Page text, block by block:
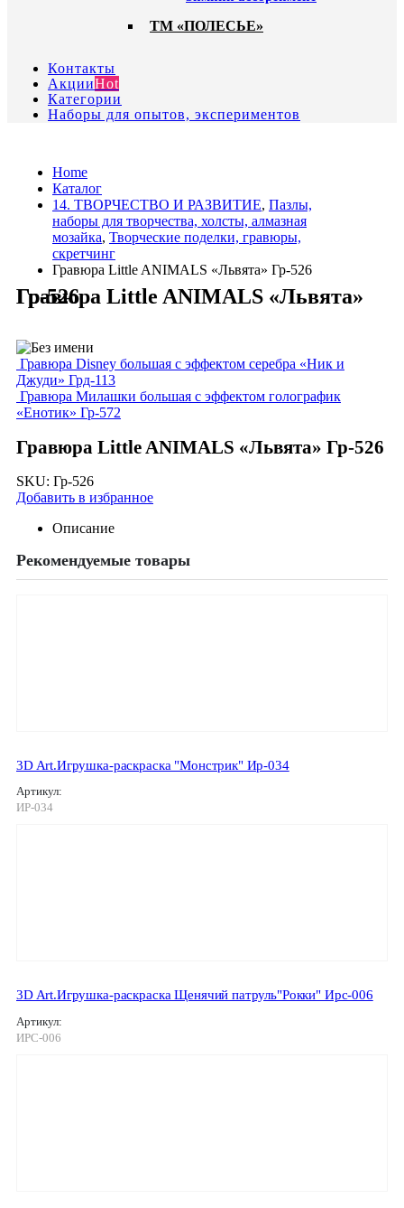
ТМ «ПОЛЕСЬЕ»
Контакты
АкцииHot
Категории
Наборы для опытов, экспериментов
Home
Каталог
14. ТВОРЧЕСТВО И РАЗВИТИЕ, Пазлы,
наборы для творчества, холсты, алмазная
мозайка, Творческие поделки, гравюры,
скретчинг
Гравюра Little ANIMALS «Львята» Гр-526
Гравюра Little ANIMALS «Львята» Гр-526
Гравюра Disney большая с эффектом серебра «Ник и
Джуди» Грд-113
Гравюра Милашки большая с эффектом голографик
«Енотик» Гр-572
Гравюра Little ANIMALS «Львята» Гр-526
SKU: Гр-526
Добавить в избранное
Описание
Рекомендуемые товары
3D Art.Игрушка-раскраска "Монстрик" Ир-034
Артикул:
ИР-034
3D Art.Игрушка-раскраска Щенячий патруль"Рокки" Ирс-006
Артикул:
ИРС-006